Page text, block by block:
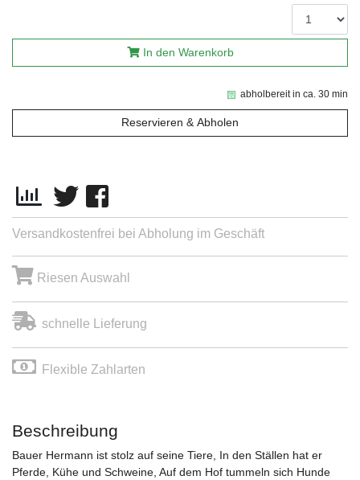
abholbereit in ca. 30 min
Reservieren & Abholen
In den Warenkorb
Versandkostenfrei bei Abholung im Geschäft
Riesen Auswahl
schnelle Lieferung
Flexible Zahlarten
Beschreibung
Bauer Hermann ist stolz auf seine Tiere, In den Ställen hat er
Pferde, Kühe und Schweine, Auf dem Hof tummeln sich Hunde